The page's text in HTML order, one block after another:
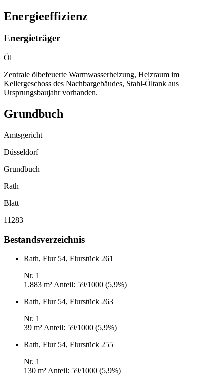
Energieeffizienz
Energieträger
Öl
Zentrale ölbefeuerte Warmwasserheizung, Heizraum im
Kellergeschoss des Nachbargebäudes, Stahl-Öltank aus
Ursprungsbaujahr vorhanden.
Grundbuch
Amtsgericht
Düsseldorf
Grundbuch
Rath
Blatt
11283
Bestandsverzeichnis
Rath, Flur 54, Flurstück 261
Nr. 1
1.883 m² Anteil: 59/1000 (5,9%)
Rath, Flur 54, Flurstück 263
Nr. 1
39 m² Anteil: 59/1000 (5,9%)
Rath, Flur 54, Flurstück 255
Nr. 1
130 m² Anteil: 59/1000 (5,9%)